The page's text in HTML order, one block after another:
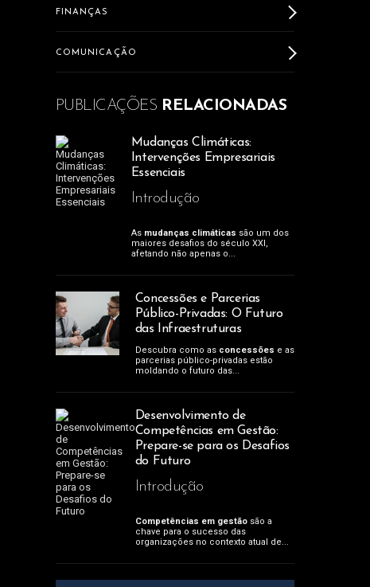
FINANÇAS
COMUNICAÇÃO
PUBLICAÇÕES RELACIONADAS
Mudanças Climáticas:
Intervenções Empresariais
Essenciais
Introdução
As mudanças climáticas são um dos
maiores desafios do século XXI,
afetando não apenas o...
Concessões e Parcerias
Público-Privadas: O Futuro
das Infraestruturas
Descubra como as concessões e as
parcerias público-privadas estão
moldando o futuro das...
Desenvolvimento de
Competências em Gestão:
Prepare-se para os Desafios
do Futuro
Introdução
Competências em gestãosão a
chave para o sucesso das
organizações no contexto atual de...